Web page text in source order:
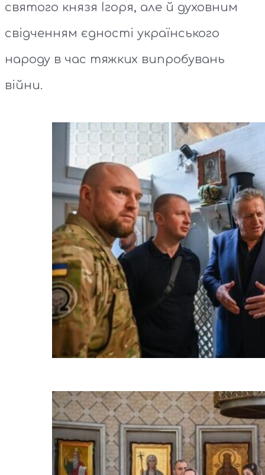
святого князя Ігоря, але й духовним
свідченням єдності українського
народу в час тяжких випробувань
війни.